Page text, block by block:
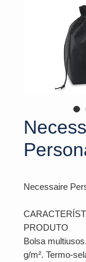
Necessaire
PRODUTO
Bolsa
g/m². Termo-